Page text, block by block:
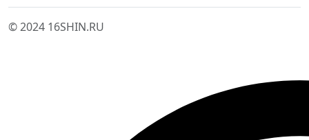
© 2024 16SHIN.RU